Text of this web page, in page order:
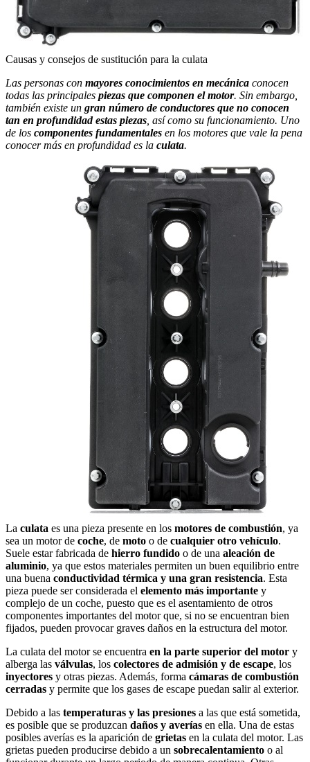
Causas y consejos de sustitución para la culata
Las personas con mayores conocimientos en mecánica conocen
todas las principales piezas que componen el motor. Sin embargo,
también existe un gran número de conductores que no conocen
tan en profundidad estas piezas, así como su funcionamiento. Uno
de los componentes fundamentales en los motores que vale la pena
conocer más en profundidad es la culata.
La culata es una pieza presente en los motores de combustión, ya
sea un motor de coche, de moto o de cualquier otro vehículo.
Suele estar fabricada de hierro fundido o de una aleación de
aluminio, ya que estos materiales permiten un buen equilibrio entre
una buena conductividad térmica y una gran resistencia. Esta
pieza puede ser considerada el elemento más importante y
complejo de un coche, puesto que es el asentamiento de otros
componentes importantes del motor que, si no se encuentran bien
fijados, pueden provocar graves daños en la estructura del motor.
La culata del motor se encuentra en la parte superior del motor y
alberga las válvulas, los colectores de admisión y de escape, los
inyectores y otras piezas. Además, forma cámaras de combustión
cerradas y permite que los gases de escape puedan salir al exterior.
Debido a las temperaturas y las presiones a las que está sometida,
es posible que se produzcan daños y averías en ella. Una de estas
posibles averías es la aparición de grietas en la culata del motor. Las
grietas pueden producirse debido a un sobrecalentamiento o al